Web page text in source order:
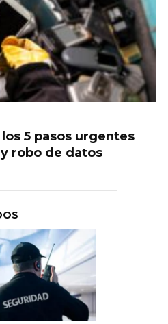
5 pasos urgentes
robo de datos